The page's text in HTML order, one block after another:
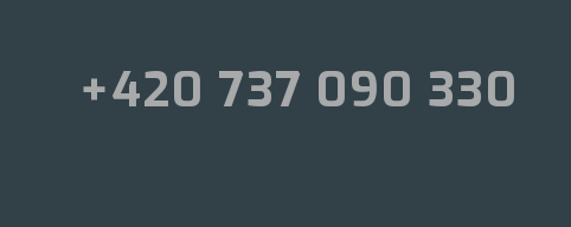
+420 737 090 330